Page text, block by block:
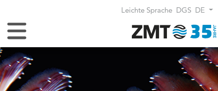
Leichte Sprache DGS DE
Navigation umschalten